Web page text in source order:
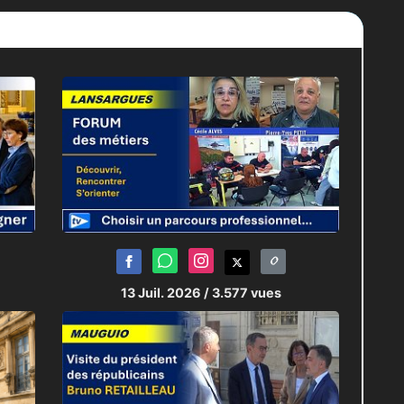
des questions pouvant mettre
protéger ses collègues, dans
l’exercice de ses fonctions,
tout citoyen peut, un jour, être
s’arrête-telle ? Pour en saisir
Départemental du Syndicat
13 Juil. 2026 / 3.577 vues